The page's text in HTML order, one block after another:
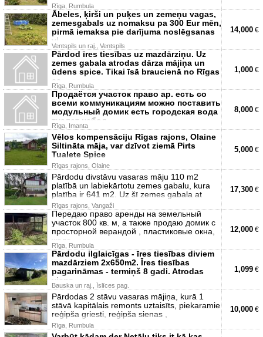
Rīga, Rumbula
Ābeles, ķirši un puķes un zemeņu vagas,
zemesgabals uz nomaksu pa 300 Eur mēn,
pirmā iemaksa pie darījuma noslēgsanas
vi
Ventspils un raj., Ventspils
14,000 €
Pārdod īres tiesības uz mazdārziņu. Uz
zemes gabala atrodas dārza mājiņa un
ūdens spice. Tikai īsā braucienā no Rīgas
ce
Rīga, Rumbula
1,000 €
Продаётся участок право ар. есть со
всеми коммуникациям можно поставить
модульный домик есть городская вода
туалет небол
Rīga, Imanta
8,000 €
Vēlos kompensāciju Rīgas rajons, Olaine
Siltināta māja, var dzīvot ziemā Pirts
Tualete Spice
Rīgas rajons, Olaine
5,000 €
Pārdodu divstāvu vasaras māju 110 m2
platībā un labiekārtotu zemes gabalu, kura
platība ir 641 m2. Uz šī zemes gabala at
Rīgas rajons, Vangaži
17,300 €
Передаю право аренды на земельный
участок 800 кв. м, а также продаю домик с
просторной верандой , пластиковые окна,
желе
Rīga, Rumbula
12,000 €
Pārdodu ilglaicīgas - īres tiesības diviem
mazdārziem 2x650m2. Īres tiesības
pagarināmas - termiņš 8 gadi. Atrodas
viens
Bauska un raj., Īslīces pag.
1,099 €
Pārdodas 2 stāvu vasaras mājiņa, kurā 1
stāvā kapitālais remonts uztaisīts, piekaramie
reģipša griesti, reģipša sienas ,
Rīga, Rumbula
10,000 €